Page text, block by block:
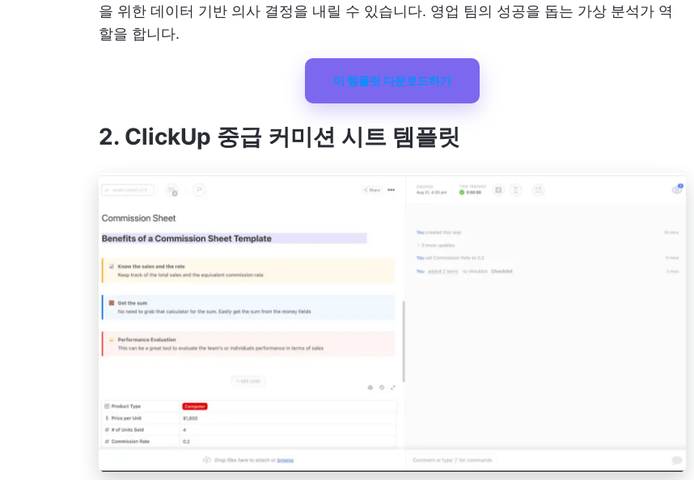
을 위한 데이터 기반 의사 결정을 내릴 수 있습니다. 영업 팀의 성공을 돕는 가상 분석가 역
할을 합니다.
이 템플릿 다운로드하기
2. ClickUp 중급 커미션 시트 템플릿